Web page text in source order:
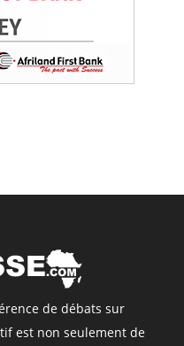
de débats sur
est non seulement de